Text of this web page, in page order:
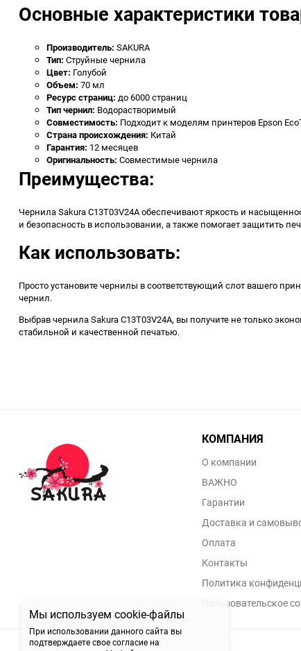
Мы используем cookie-файлы
При использовании данного сайта вы
подтверждаете свое согласие на
Основные характеристики
Производитель: SAKURA
Тип: Струйные чернила
Цвет: Голубой
Объем: 70 мл
Ресурс страниц: до 6000 страниц
Тип чернил: Водорастворимый
Совместимость: Подходит к моделям принтеров Epson
Страна происхождения: Китай
Гарантия: 12 месяцев
Оригинальность: Совместимые чернила
Преимущества:
Чернила Sakura C13T03V24A обеспечивают яркость и
и безопасность в использовании, а также помогает защитить
Как использовать:
Просто установите чернилы в соответствующий слот вашего
чернил.
Выбрав чернила Sakura C13T03V24A, вы получите не только
стабильной и качественной печатью.
КОМПАНИЯ
О компании
ВАЖНО
Гарантии
Доставка и
Оплата
Контакты
Политика
Пользовательское